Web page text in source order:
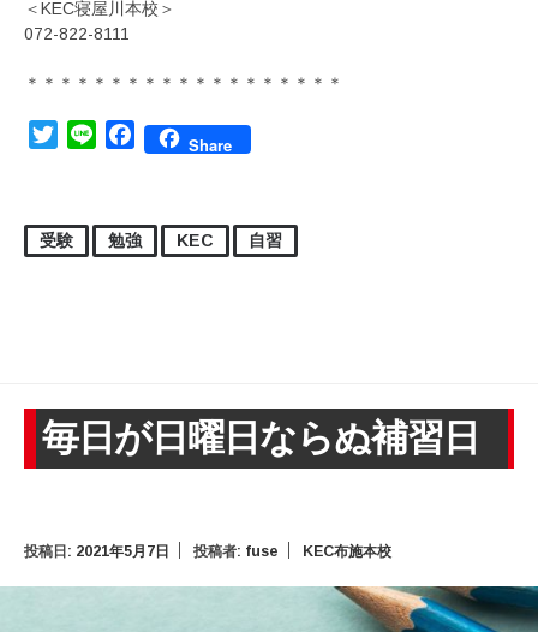
＜KEC寝屋川本校＞
072-822-8111
＊＊＊＊＊＊＊＊＊＊＊＊＊＊＊＊＊＊＊
TwitterLine FacebookShare
受験 勉強 KEC 自習
毎日が日曜日ならぬ補習日
投稿日: 2021年5月7日 投稿者: fuse KEC布施本校